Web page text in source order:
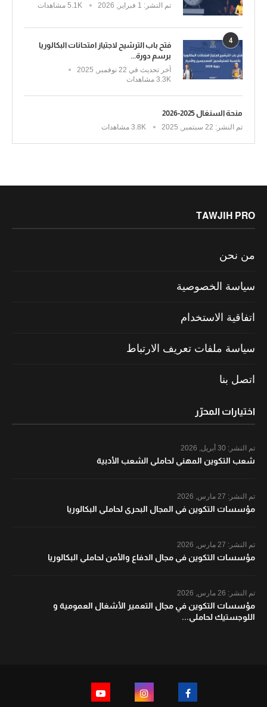
تم النشر: 5.1K مشاهدات
4
فتح باب الترشيح لاجتياز امتحانات البكالوريا
برسم دورة...
آخر تحديث في
3.3K مشاهدات
منحة السنغال 2025-2026
تم النشر: 3.8K مشاهدات
TAWJIH PRO
من نحن
سياسة الخصوصية
اتفاقية الاستخدام
سياسة ملفات تعريف الارتباط
اتصل بنا
اختيارات المحرّر
تم النشر:
شعب التكوين المهني لحاملي الشعب الأدبية
تم النشر:
مؤسسات التكوين في المجال البحري لحاملي البكالوريا
تم النشر:
مؤسسات التكوين في مجال الدفاع والأمن لحاملي البكالوريا
تم النشر:
مؤسسات التكوين في مجال التعمير الأشغال العمومية و
اللوجستيك لحاملي...